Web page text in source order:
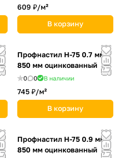
609 ₽/м²
В корзину
Профнастил Н-75 0.7 мм
850 мм оцинкованный
0 0 В наличии
745 ₽/м²
В корзину
Профнастил Н-75 0.9 мм
850 мм оцинкованный